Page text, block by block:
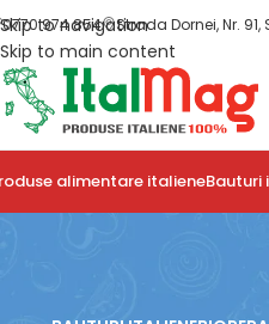
Skip to navigation
Skip to main content
0770 974 854 Strada Dornei, Nr.
alimentare italieneBauturi